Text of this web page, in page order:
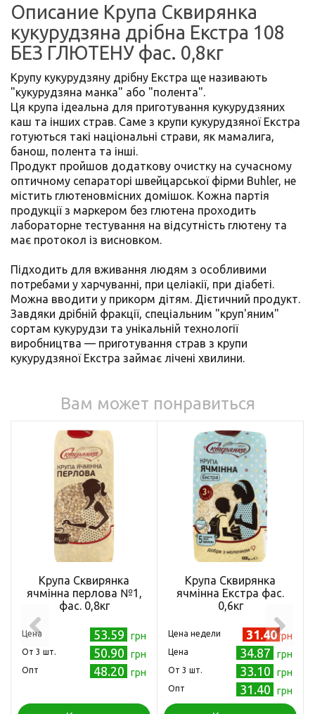
Описание Крупа Сквирянка
кукурудзяна дрібна Екстра 108
БЕЗ ГЛЮТЕНУ фас. 0,8кг
Крупу кукурудзяну дрібну Екстра ще називають
"кукурудзяна манка" або "полента".
Ця крупа ідеальна для приготування кукурудзяних
каш та інших страв. Саме з крупи кукурудзяної Екстра
готуються такі національні страви, як мамалига,
банош, полента та інші.
Продукт пройшов додаткову очистку на сучасному
оптичному сепараторі швейцарської фірми Buhler, не
містить глютеновмісних домішок. Кожна партія
продукції з маркером без глютена проходить
лабораторне тестування на відсутність глютену та
має протокол із висновком.
Підходить для вживання людям з особливими
потребами у харчуванні, при целіакії, при діабеті.
Можна вводити у прикорм дітям. Дієтичний продукт.
Завдяки дрібній фракції, спеціальним "круп'яним"
сортам кукурудзи та унікальній технології
виробництва — приготування страв з крупи
кукурудзяної Екстра займає лічені хвилини.
Вам может понравиться
Крупа Сквирянка
ячмінна перлова №1,
фас. 0,8кг
Цена 53.59 грн
Oт 3 шт. 50.90 грн
Опт 48.20 грн
Крупа Сквирянка
ячмінна Екстра фас.
0,6кг
Цена недели 31.40грн
Цена 34.87 грн
Oт 3 шт. 33.10 грн
Опт 31.40 грн